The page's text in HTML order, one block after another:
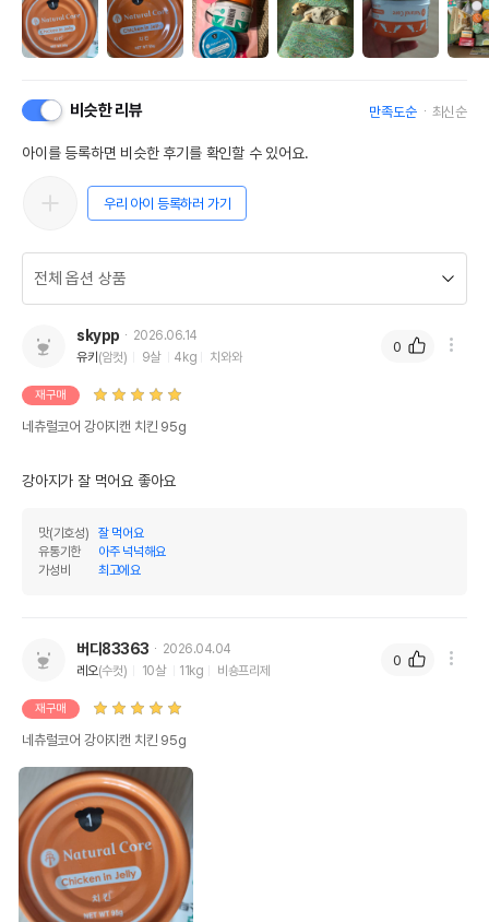
비슷한 리뷰 만족도순 최신순
아이를 등록하면 비슷한 후기를 확인할 수 있어요.
우리 아이 등록하러 가기
skypp
2026.06.14
유키 (암컷) 9살 4kg 치와와
재구매
네츄럴코어 강아지캔 치킨 95g
강아지가 잘 먹어요 좋아요
맛(기호성)
잘 먹어요
유통기한
아주 넉넉해요
가성비
최고에요
0
버디83363
2026.04.04
레오(수컷) 10살 11kg 비숑프리제
재구매
네츄럴코어 강아지캔 치킨 95g
0